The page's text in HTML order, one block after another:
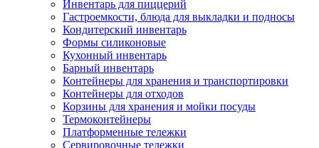
Инвентарь для пиццерий
Гастроемкости, блюда для выкладки и подносы
Кондитерский инвентарь
Формы силиконовые
Кухонный инвентарь
Барный инвентарь
Контейнеры для хранения и транспортировки
Контейнеры для отходов
Корзины для хранения и мойки посуды
Термоконтейнеры
Платформенные тележки
Сервировочные тележки